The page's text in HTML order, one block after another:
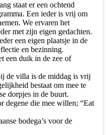
staat er een ochtend
Een ieder is vrij om
We ervaren het
met zijn eigen gedachten.
een eigen plaatsje in de
en bezinning.
een duik in de zee of
de villa is de middag is vrij
bestaat om mee te
dorpjes in de buurt.
degene die mee willen; “Eat
bodega’s voor de